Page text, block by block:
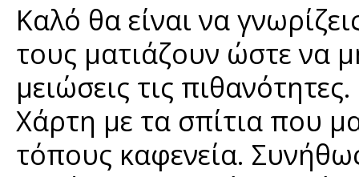
Καλό θα είναι να
τους ματιάζουν ώστε να
μειώσεις τις πιθανότητες.
Χάρτη με τα σπίτια που
τόπους καφενεία.